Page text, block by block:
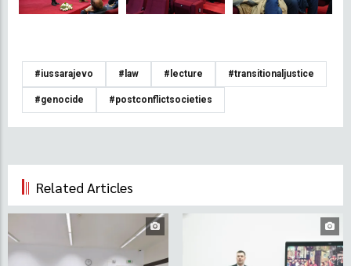
#iussarajevo #law #lecture #transitionaljustice
#genocide #postconflictsocieties
Related Articles